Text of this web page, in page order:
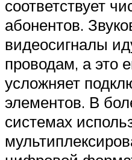
соответствует
абонентов.
видеосигналы
проводам, а это
усложняет
элементов. В
системах